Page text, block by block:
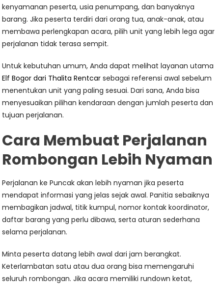
kenyamanan peserta, usia penumpang, dan banyaknya
barang. Jika peserta terdiri dari orang tua, anak-anak, atau
membawa perlengkapan acara, pilih unit yang lebih lega agar
perjalanan tidak terasa sempit.
Untuk kebutuhan umum, Anda dapat melihat layanan utama
Elf Bogor dari Thalita Rentcar sebagai referensi awal sebelum
menentukan unit yang paling sesuai. Dari sana, Anda bisa
menyesuaikan pilihan kendaraan dengan jumlah peserta dan
tujuan perjalanan.
Cara Membuat Perjalanan
Rombongan Lebih Nyaman
Perjalanan ke Puncak akan lebih nyaman jika peserta
mendapat informasi yang jelas sejak awal. Panitia sebaiknya
membagikan jadwal, titik kumpul, nomor kontak koordinator,
daftar barang yang perlu dibawa, serta aturan sederhana
selama perjalanan.
Minta peserta datang lebih awal dari jam berangkat.
Keterlambatan satu atau dua orang bisa memengaruhi
seluruh rombongan. Jika acara memiliki rundown ketat,